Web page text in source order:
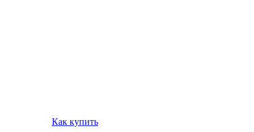
Как купить